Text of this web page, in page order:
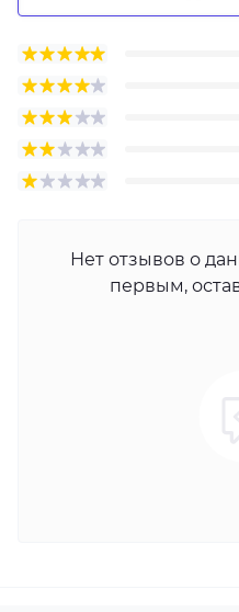
Нет отзывов о
первым,